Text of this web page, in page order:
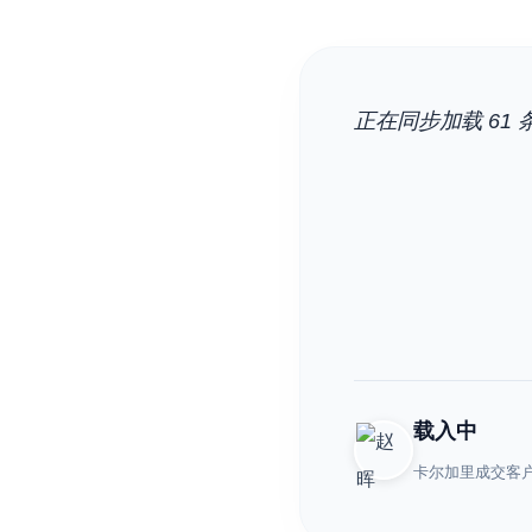
正在同步加载 61
载入中
卡尔加里成交客